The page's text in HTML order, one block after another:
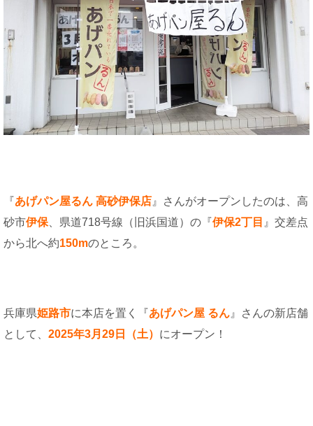
『あげパン屋るん 高砂伊保店 』さんがオープンしたのは、高
砂市伊保 、県道718号線（旧浜国道）の『伊保2丁目 』交差点
から北へ約150mのところ。
兵庫県姫路市に本店を置く『あげパン屋 るん 』さんの新店舗
として、 2025年3月29日（土） にオープン！